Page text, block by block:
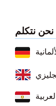
نحن نتكلم